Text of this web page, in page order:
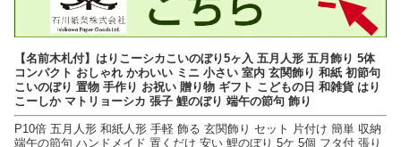
【名前木札付】はりこーシカこいのぼり5ヶ入 五月人形 五月飾り 5体
コンパクト おしゃれ かわいい ミニ 小さい 室内 玄関飾り 和紙 初節句
こいのぼり 置物 手作り お祝い 贈り物 ギフト こどもの日 和雑貨 はり
こーしか マトリョーシカ 張子 鯉のぼり 端午の節句 飾り
P10倍 五月人形 和紙人形 手軽 飾る 玄関飾り セット 片付け 簡単 収納
端午の節句 ハンドメイド 置くだけ 安い 鯉のぼり 5ケ 5個 フタ付 張り